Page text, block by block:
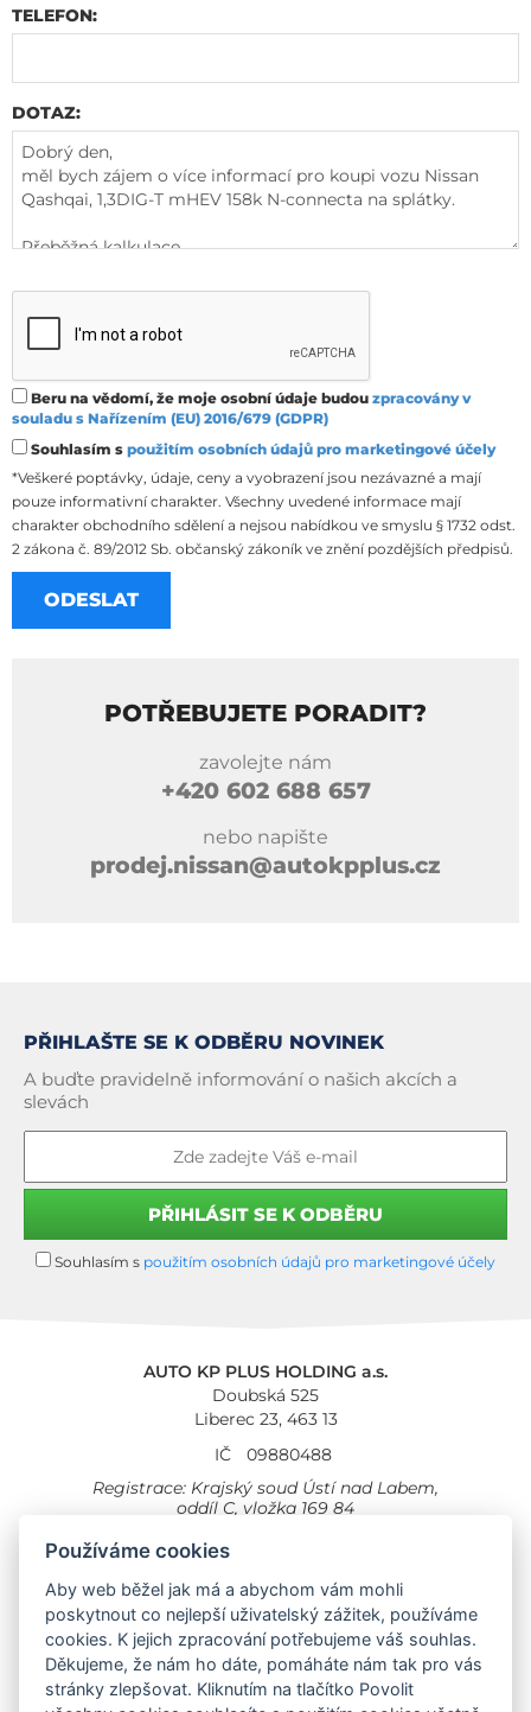
TELEFON:
DOTAZ:
Beru na vědomí, že moje osobní údaje budou zpracovány v
souladu s Nařízením (EU) 2016/679 (GDPR)
Souhlasím s použitím osobních údajů pro marketingové účely
*Veškeré poptávky, údaje, ceny a vyobrazení jsou nezávazné a mají
pouze informativní charakter. Všechny uvedené informace mají
charakter obchodního sdělení a nejsou nabídkou ve smyslu § 1732 odst.
2 zákona č. 89/2012 Sb. občanský zákoník ve znění pozdějších předpisů.
POTŘEBUJETE PORADIT?
zavolejte nám
+420602 688 657
nebo napište
prodej.nissan@autokpplus.cz
PŘIHLAŠTE SE K ODBĚRU NOVINEK
A buďte pravidelně informování o našich akcích a
slevách
Souhlasím s použitím osobních údajů pro marketingové účely
AUTO KP PLUS HOLDING a.s.
Doubská 525
Liberec 23, 463 13
IČ
09880488
Registrace: Krajský soud Ústí nad Labem,
oddíl C, vložka 169 84
Cookies Všeobecné obchodní podmínky
Provozovna Toyota
Londýnská 558
Liberec, 460 01
Provozovna Toyota Professional
Doubská 660,
Používáme cookies
Aby web běžel jak má a abychom vám mohli
poskytnout co nejlepší uživatelský zážitek, používáme
cookies. K jejich zpracování potřebujeme váš souhlas.
Děkujeme, že nám ho dáte, pomáháte nám tak pro vás
stránky zlepšovat. Kliknutím na tlačítko Povolit